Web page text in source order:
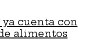
cuenta con
alimentos